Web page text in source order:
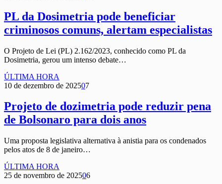
PL da Dosimetria pode beneficiar
criminosos comuns, alertam especialistas
O Projeto de Lei (PL) 2.162/2023, conhecido como PL da
Dosimetria, gerou um intenso debate…
ÚLTIMA HORA
10 de dezembro de 202507
Projeto de dozimetria pode reduzir pena
de Bolsonaro para dois anos
Uma proposta legislativa alternativa à anistia para os condenados
pelos atos de 8 de janeiro…
ÚLTIMA HORA
25 de novembro de 202506